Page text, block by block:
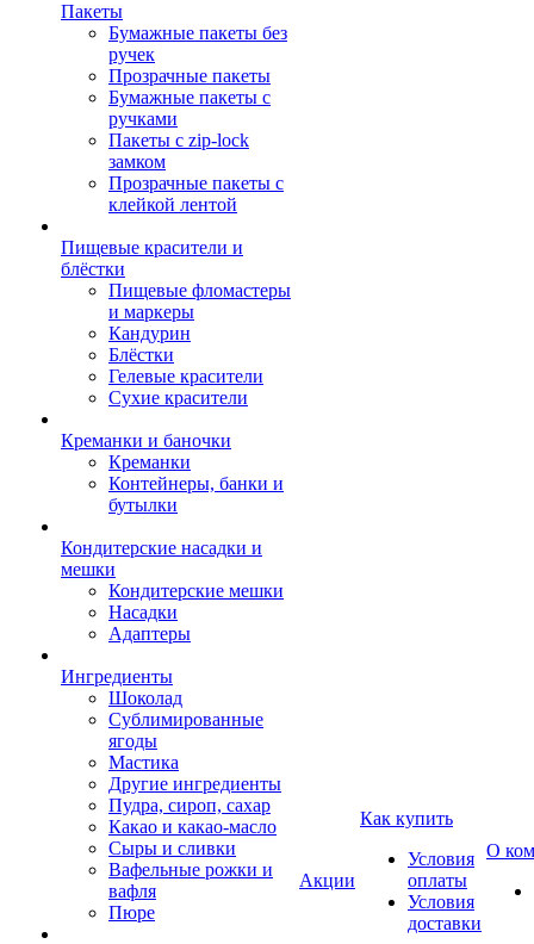
Пакеты
Бумажные пакеты без
ручек
Прозрачные пакеты
Бумажные пакеты с
ручками
Пакеты с zip-lock
замком
Прозрачные пакеты с
клейкой лентой
Пищевые красители и
блёстки
Пищевые фломастеры
и маркеры
Кандурин
Блёстки
Гелевые красители
Сухие красители
Креманки и баночки
Креманки
Контейнеры, банки и
бутылки
Кондитерские насадки и
мешки
Кондитерские мешки
Насадки
Адаптеры
Ингредиенты
Шоколад
Сублимированные
ягоды
Мастика
Другие ингредиенты
Пудра, сироп, сахар
Какао и какао-масло
Сыры и сливки
Вафельные рожки и
вафля
Пюре
Акции
Как купить
Условия
оплаты
Условия
доставки
О